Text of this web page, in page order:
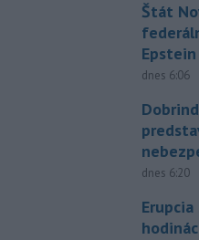
Štát
Epstein
dnes 6:06
dnes 6:20